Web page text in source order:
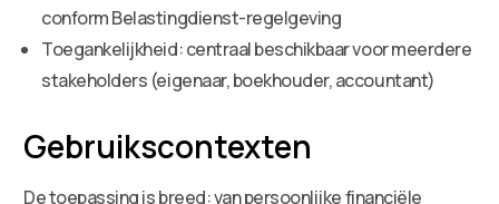
conform Belastingdienst-regelgeving
Toegankelijkheid: centraal beschikbaar voor meerdere
stakeholders (eigenaar, boekhouder, accountant)
Gebruikscontexten
De toepassing is breed: van persoonlijke financiële